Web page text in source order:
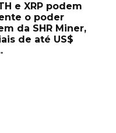
e XRP podem
o poder
da SHR Miner,
de até US$